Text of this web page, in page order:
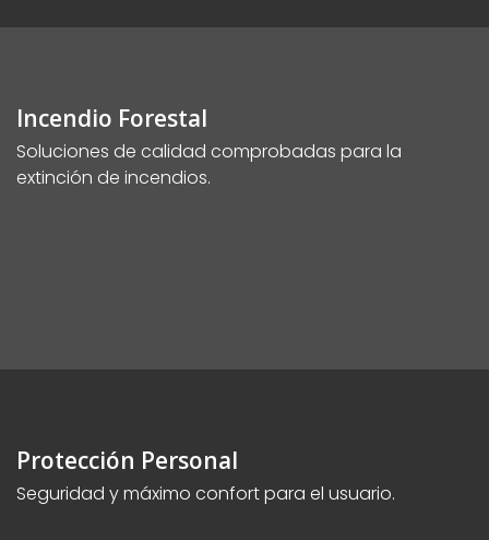
Incendio Forestal
Soluciones de calidad comprobadas para la
extinción de incendios.
Protección Personal
Seguridad y máximo confort para el usuario.